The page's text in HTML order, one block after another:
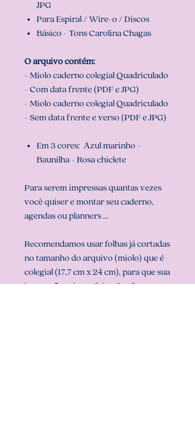
JPG
Para Espiral / Wire-o / Discos
Básico - Tons Carolina Chagas
O arquivo contém:
- Miolo caderno colegial Quadriculado
- Com data frente (PDF e JPG)
- Miolo caderno colegial Quadriculado
- Sem data frente e verso (PDF e JPG)
Em 3 cores: Azul marinho -
Baunilha - Rosa chiclete
Para serem impressas quantas vezes
você quiser e montar seu caderno,
agendas ou planners ...
Recomendamos usar folhas já cortadas
no tamanho do arquivo (miolo) que é
colegial (17,7 cm x 24 cm), para que sua
impressão saia perfeita. Configurar